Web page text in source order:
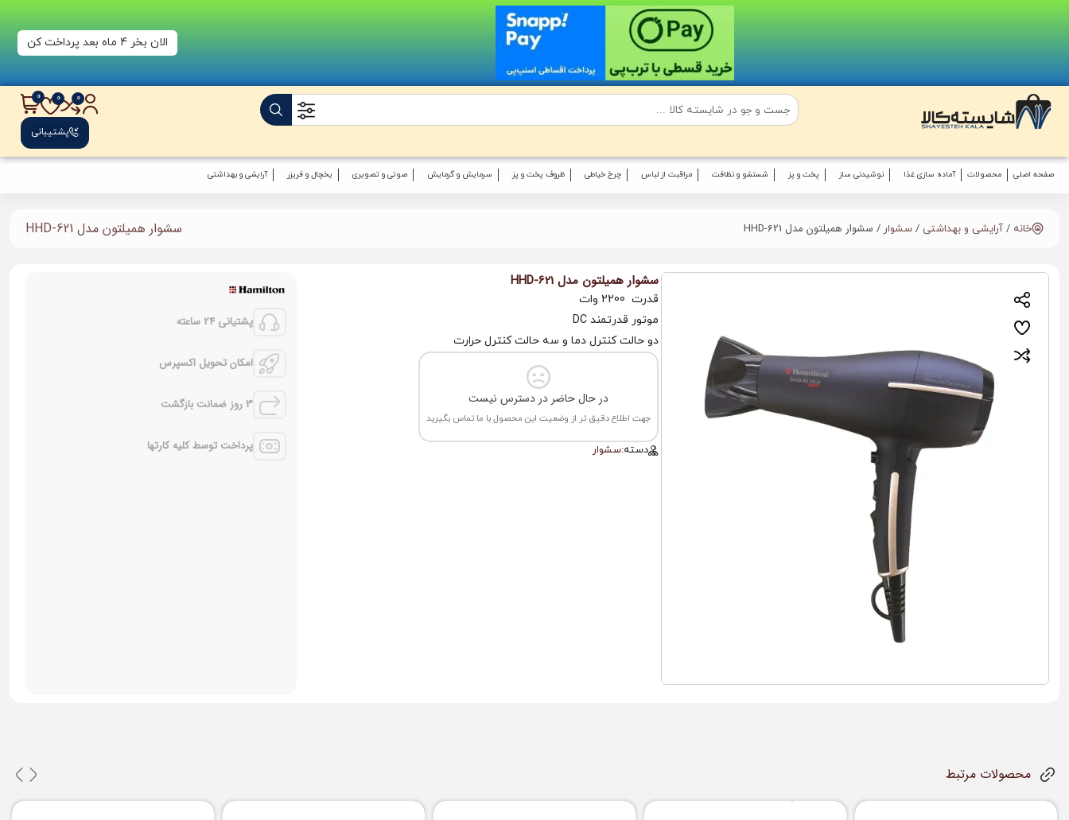
الان بخر 4 ماه بعد پرداخت کن
پشتیبانی
صفحه اصلی محصولات آماده سازی غذا نوشیدنی ساز پخت و پز شستشو و نظافت مراقبت از لباس چرخ خیاطی ظروف پخت و پز سرمایش و گرمایش صوتی و تصویری یخچال و فریزر آرایشی و بهداشتی
خانه / آرایشی و بهداشتی / سشوار / سشوار همیلتون مدل HHD-621 سشوار همیلتون مدل HHD-621
سشوار همیلتون مدل HHD-621
قدرت 2200 وات
موتور قدرتمند DC
دو حالت کنترل دما و سه حالت کنترل حرارت
در حال حاضر در دسترس نیست
جهت اطلاع دقیق تر از وضعیت این محصول با ما تماس بگیرید
دسته:سشوار
پشتیانی 24 ساعته
امکان تحویل اکسپرس
3 روز ضمانت بازگشت
پرداخت توسط کلیه کارتها
محصولات مرتبط